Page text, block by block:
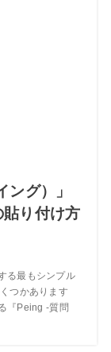
グ）」
り付け方
る最もシンプル
つかあります
『Peing -質問